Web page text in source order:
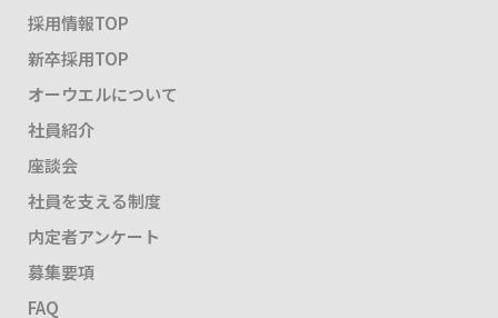
採用情報TOP
新卒採用TOP
オーウエルについて
社員紹介
座談会
社員を支える制度
内定者アンケート
募集要項
FAQ